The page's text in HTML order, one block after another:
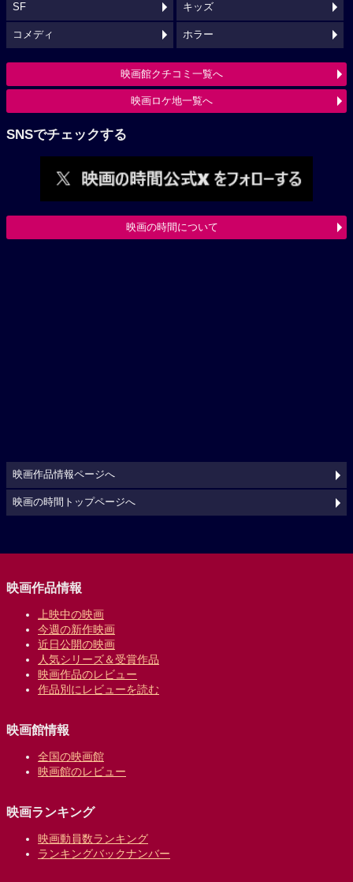
SF キッズ
コメディ ホラー
映画館クチコミ一覧へ
映画ロケ地一覧へ
SNSでチェックする
映画の時間について
映画作品情報ページへ
映画の時間トップページへ
映画作品情報
上映中の映画
今週の新作映画
近日公開の映画
人気シリーズ＆受賞作品
映画作品のレビュー
作品別にレビューを読む
映画館情報
全国の映画館
映画館のレビュー
映画ランキング
映画動員数ランキング
ランキングバックナンバー